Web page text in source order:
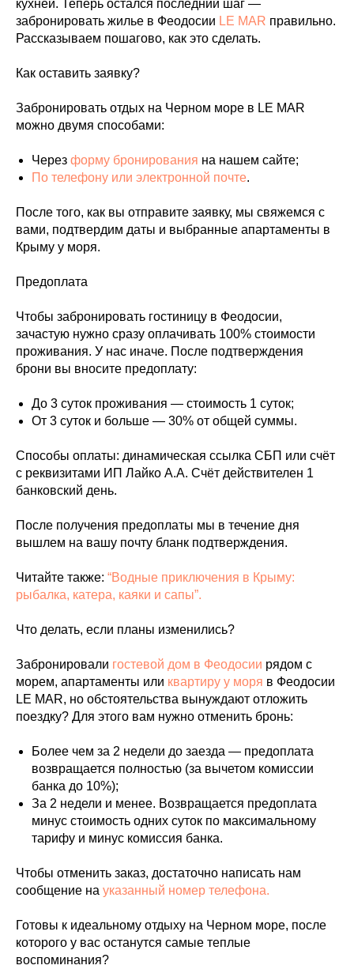
кухней. Теперь остался последний шаг —
забронировать жилье в Феодосии LE MAR правильно.
Рассказываем пошагово, как это сделать.
Как оставить заявку?
Забронировать отдых на Черном море в LE MAR
можно двумя способами:
Через форму бронирования на нашем сайте;
По телефону или электронной почте.
После того, как вы отправите заявку, мы свяжемся с
вами, подтвердим даты и выбранные апартаменты в
Крыму у моря.
Предоплата
Чтобы забронировать гостиницу в Феодосии,
зачастую нужно сразу оплачивать 100% стоимости
проживания. У нас иначе. После подтверждения
брони вы вносите предоплату:
До 3 суток проживания — стоимость 1 суток;
От 3 суток и больше — 30% от общей суммы.
Способы оплаты: динамическая ссылка СБП или счёт
с реквизитами ИП Лайко А.А. Счёт действителен 1
банковский день.
После получения предоплаты мы в течение дня
вышлем на вашу почту бланк подтверждения.
Читайте также: “Водные приключения в Крыму:
рыбалка, катера, каяки и сапы”.
Что делать, если планы изменились?
Забронировали гостевой дом в Феодосии рядом с
морем, апартаменты или квартиру у моря в Феодосии
LE MAR, но обстоятельства вынуждают отложить
поездку? Для этого вам нужно отменить бронь:
Более чем за 2 недели до заезда — предоплата
возвращается полностью (за вычетом комиссии
банка до 10%);
За 2 недели и менее. Возвращается предоплата
минус стоимость одних суток по максимальному
тарифу и минус комиссия банка.
Чтобы отменить заказ, достаточно написать нам
сообщение на указанный номер телефона.
Готовы к идеальному отдыху на Черном море, после
которого у вас останутся самые теплые
воспоминания?